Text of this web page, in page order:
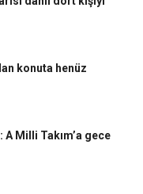
konuta henüz
A Milli Takım’a gece